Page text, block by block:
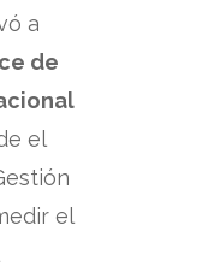
a
de
el
el